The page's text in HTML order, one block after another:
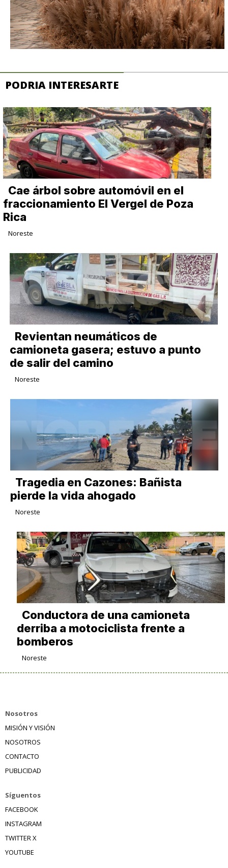
PODRIA INTERESARTE
Cae árbol sobre automóvil en el
fraccionamiento El Vergel de Poza
Rica
Noreste
Revientan neumáticos de
camioneta gasera; estuvo a punto
de salir del camino
Noreste
Tragedia en Cazones: Bañista
pierde la vida ahogado
Noreste
Conductora de una camioneta
derriba a motociclista frente a
bomberos
Noreste
Nosotros
MISIÓN Y VISIÓN
NOSOTROS
CONTACTO
PUBLICIDAD
Síguentos
FACEBOOK
INSTAGRAM
TWITTER X
YOUTUBE